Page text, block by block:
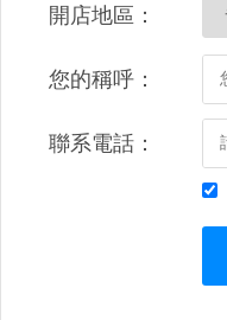
開店地區：
您的稱呼：
聯系電話：